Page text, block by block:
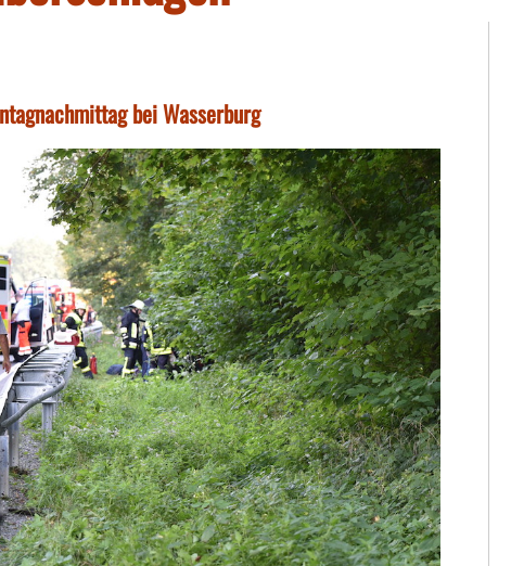
bei Wasserburg